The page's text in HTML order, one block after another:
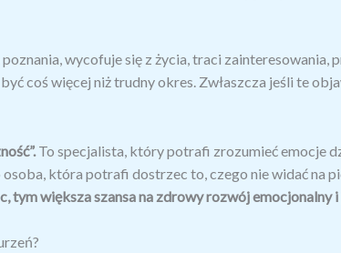
wycofuje się z życia, traci zainteresowania,
coś więcej niż trudny okres. Zwłaszcza jeśli te
To specjalista, który potrafi zrozumieć emocje
osoba, która potrafi dostrzec to, czego nie widać na
tym większa szansa na zdrowy rozwój emocjonalny i